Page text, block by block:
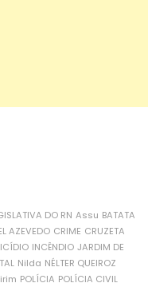
DO RN Assu BATATA
AZEVEDO CRIME CRUZETA
INCÊNDIO JARDIM DE
Nilda NÉLTER QUEIROZ
POLÍCIA POLÍCIA CIVIL